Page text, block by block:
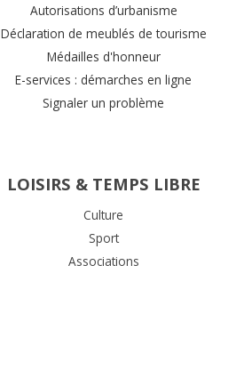
Autorisations d’urbanisme
Déclaration de meublés de tourisme
Médailles d'honneur
E-services : démarches en ligne
Signaler un problème
LOISIRS & TEMPS LIBRE
Culture
Sport
Associations